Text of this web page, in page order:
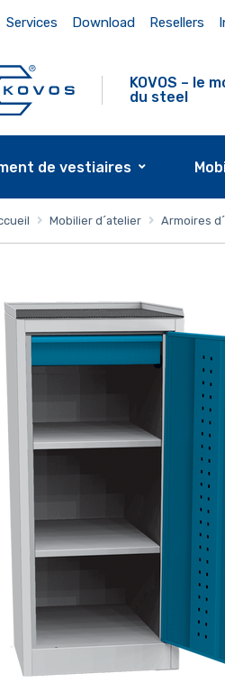
Services Download Resellers
KOVOS – le
du steel
de vestiaires
Mobilier d´atelier Armoires